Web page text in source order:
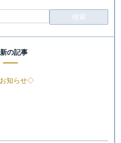
の記事
知らせ◇